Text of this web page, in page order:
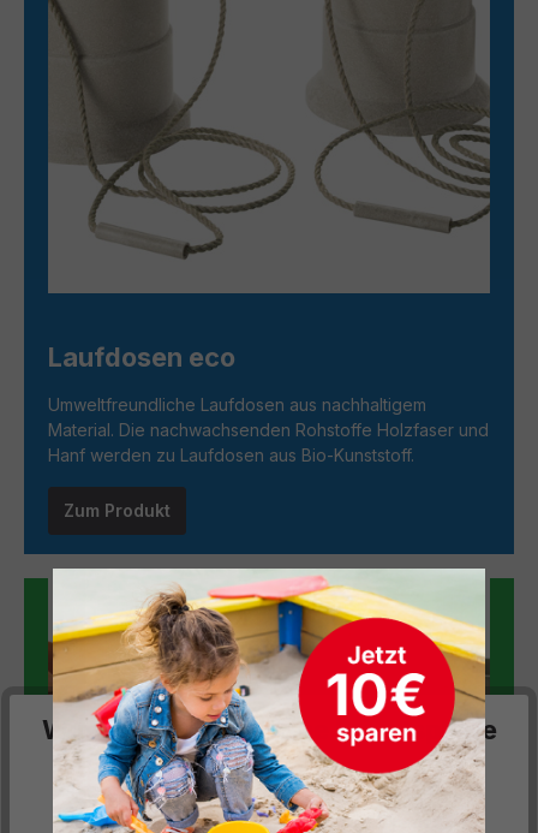
Laufdosen eco
Umweltfreundliche Laufdosen aus nachhaltigem
Material. Die nachwachsenden Rohstoffe Holzfaser und
Hanf werden zu Laufdosen aus Bio-Kunststoff.
Zum Produkt
Wir respektieren deine Privatsphäre
Diese Website verwendet Cookies, um Ihnen die
bestmögliche Funktionalität bieten zu können... Mehr